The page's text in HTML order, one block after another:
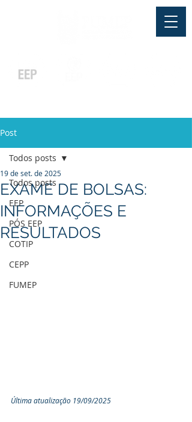
Post
Todos posts
EEP
PÓS EEP
COTIP
CEPP
FUMEP
Todos posts
EXAME DE BOLSAS:
INFORMAÇÕES E
RESULTADOS
19 de set. de 2025
Última atualização 19/09/2025